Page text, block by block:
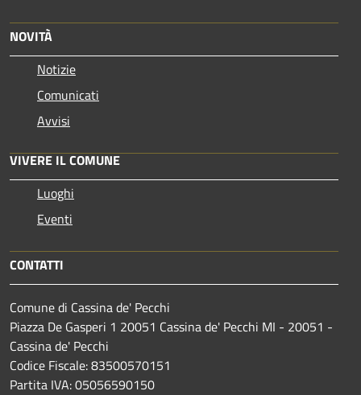
NOVITÀ
Notizie
Comunicati
Avvisi
VIVERE IL COMUNE
Luoghi
Eventi
CONTATTI
Comune di Cassina de' Pecchi
Piazza De Gasperi 1 20051 Cassina de' Pecchi MI - 20051 -
Cassina de' Pecchi
Codice Fiscale: 83500570151
Partita IVA: 05056590150